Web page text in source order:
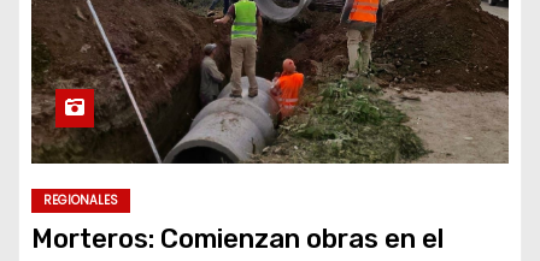
REGIONALES
Morteros: Comienzan obras en el